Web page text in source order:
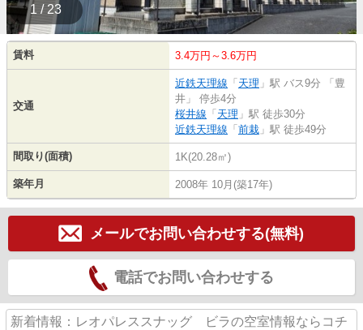
1 / 23
賃料 3.4万円～3.6万円
交通
近鉄天理線 「 天理 」駅 バス9分 「豊
井」 停歩4分
桜井線 「 天理 」駅 徒歩30分
近鉄天理線 「 前栽 」駅 徒歩49分
間取り(面積) 1K(20.28㎡)
築年月 2008年 10月(築17年)
メールでお問い合わせする(無料)
電話でお問い合わせする
新着情報：レオパレススナッグ ビラの空室情報ならコチ